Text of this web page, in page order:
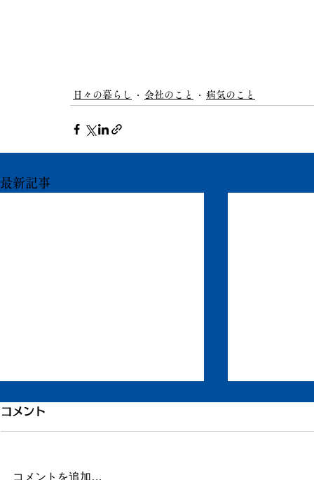
日々の暮らし 会社のこと 病気のこと
最新記事
もう一度ちからを
ん。 ただ自宅に戻り、療養して
コメント
コメントを追加…